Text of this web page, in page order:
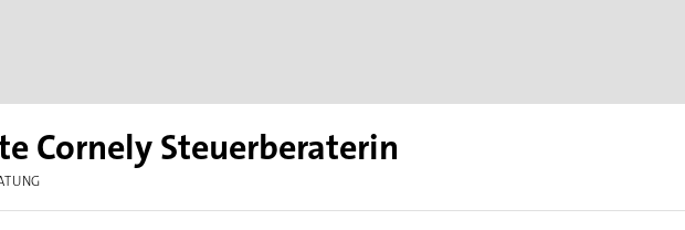
Cornely Steuerberaterin